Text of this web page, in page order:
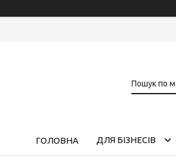
ГОЛОВНА ДЛЯ БІЗНЕСІВ